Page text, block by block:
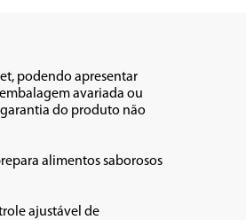
podendo apresentar
avariada ou
do produto não
alimentos saborosos
ajustável de